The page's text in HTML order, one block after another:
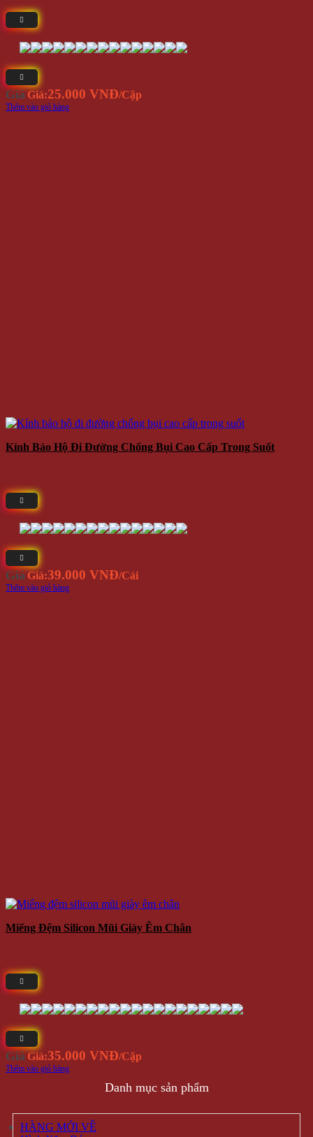
Giá Giá:25.000 VNĐ/Cặp
Thêm vào giỏ hàng
Kính Bảo Hộ Đi Đường Chống Bụi Cao Cấp Trong Suốt
Giá Giá:39.000 VNĐ/Cái
Thêm vào giỏ hàng
Miếng Đệm Silicon Mũi Giày Êm Chân
Giá Giá:35.000 VNĐ/Cặp
Thêm vào giỏ hàng
Danh mục sản phẩm
HÀNG MỚI VỀ